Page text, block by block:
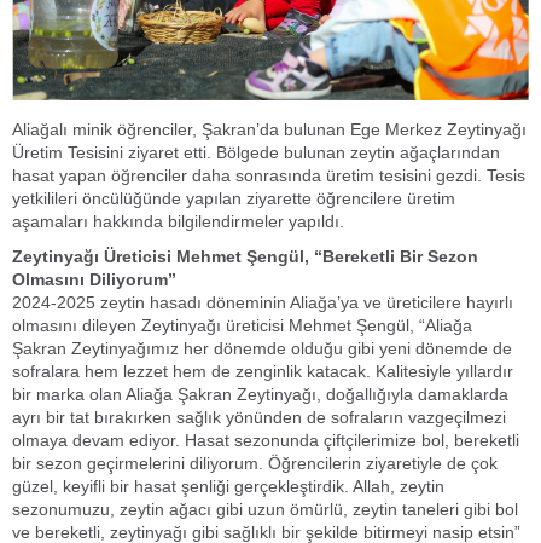
Aliağalı minik öğrenciler, Şakran’da bulunan Ege Merkez Zeytinyağı
Üretim Tesisini ziyaret etti. Bölgede bulunan zeytin ağaçlarından
hasat yapan öğrenciler daha sonrasında üretim tesisini gezdi. Tesis
yetkilileri öncülüğünde yapılan ziyarette öğrencilere üretim
aşamaları hakkında bilgilendirmeler yapıldı.
Zeytinyağı Üreticisi Mehmet Şengül, “Bereketli Bir Sezon
Olmasını Diliyorum”
2024-2025 zeytin hasadı döneminin Aliağa’ya ve üreticilere hayırlı
olmasını dileyen Zeytinyağı üreticisi Mehmet Şengül, “Aliağa
Şakran Zeytinyağımız her dönemde olduğu gibi yeni dönemde de
sofralara hem lezzet hem de zenginlik katacak. Kalitesiyle yıllardır
bir marka olan Aliağa Şakran Zeytinyağı, doğallığıyla damaklarda
ayrı bir tat bırakırken sağlık yönünden de sofraların vazgeçilmezi
olmaya devam ediyor. Hasat sezonunda çiftçilerimize bol, bereketli
bir sezon geçirmelerini diliyorum. Öğrencilerin ziyaretiyle de çok
güzel, keyifli bir hasat şenliği gerçekleştirdik. Allah, zeytin
sezonumuzu, zeytin ağacı gibi uzun ömürlü, zeytin taneleri gibi bol
ve bereketli, zeytinyağı gibi sağlıklı bir şekilde bitirmeyi nasip etsin”